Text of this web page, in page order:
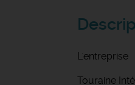
L'entreprise
Touraine